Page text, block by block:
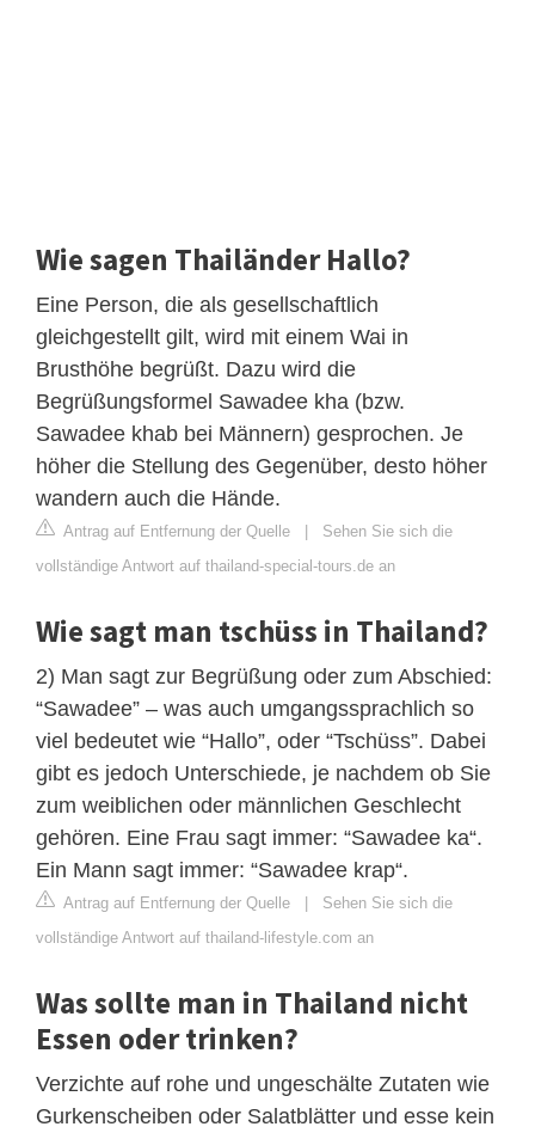
Wie sagen Thailänder Hallo?
Eine Person, die als gesellschaftlich
gleichgestellt gilt, wird mit einem Wai in
Brusthöhe begrüßt. Dazu wird die
Begrüßungsformel Sawadee kha (bzw.
Sawadee khab bei Männern) gesprochen. Je
höher die Stellung des Gegenüber, desto höher
wandern auch die Hände.
Antrag auf Entfernung der Quelle | Sehen Sie sich die
vollständige Antwort auf thailand-special-tours.de an
Wie sagt man tschüss in Thailand?
2) Man sagt zur Begrüßung oder zum Abschied:
“Sawadee” – was auch umgangssprachlich so
viel bedeutet wie “Hallo”, oder “Tschüss”. Dabei
gibt es jedoch Unterschiede, je nachdem ob Sie
zum weiblichen oder männlichen Geschlecht
gehören. Eine Frau sagt immer: “Sawadee ka“.
Ein Mann sagt immer: “Sawadee krap“.
Antrag auf Entfernung der Quelle | Sehen Sie sich die
vollständige Antwort auf thailand-lifestyle.com an
Was sollte man in Thailand nicht
Essen oder trinken?
Verzichte auf rohe und ungeschälte Zutaten wie
Gurkenscheiben oder Salatblätter und esse kein